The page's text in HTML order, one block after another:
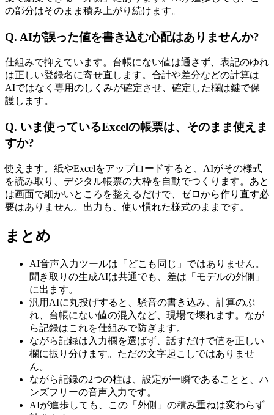
の部分はそのまま積み上がり続けます。
Q. AIが誤った値を書き込む心配はありませんか?
仕組みで抑えています。台帳にない値は通さず、表記のゆれ
は正しい登録名に寄せ直します。合計や差分などの計算は
AIではなく専用のしくみが確定させ、確定した欄は鍵で保
護します。
Q. いま使っているExcelの帳票は、そのまま使えま
すか?
使えます。紙やExcelをアップロードすると、AIがその様式
を読み取り、デジタル帳票の大枠を自動でつくります。あと
は画面で細かいところを整えるだけで、ゼロから作り直す必
要はありません。出力も、使い慣れた様式のままです。
まとめ
AI音声入力ツールは「どこも同じ」ではありません。
聞き取りの生成AIは共通でも、差は「モデルの外側」
に出ます。
汎用AIに丸投げすると、騒音の書き込み、計算のぶ
れ、台帳にない値の混入など、現場で壊れます。なが
ら記録はこれを仕組みで防ぎます。
ながら記録は入力欄を選ばず、話すだけで値を正しい
欄に振り分けます。ただの文字起こしではありませ
ん。
ながら記録の2つの柱は、設定が一瞬であることと、ハ
ンズフリーの音声入力です。
AIが進歩しても、この「外側」の積み重ねは変わらず